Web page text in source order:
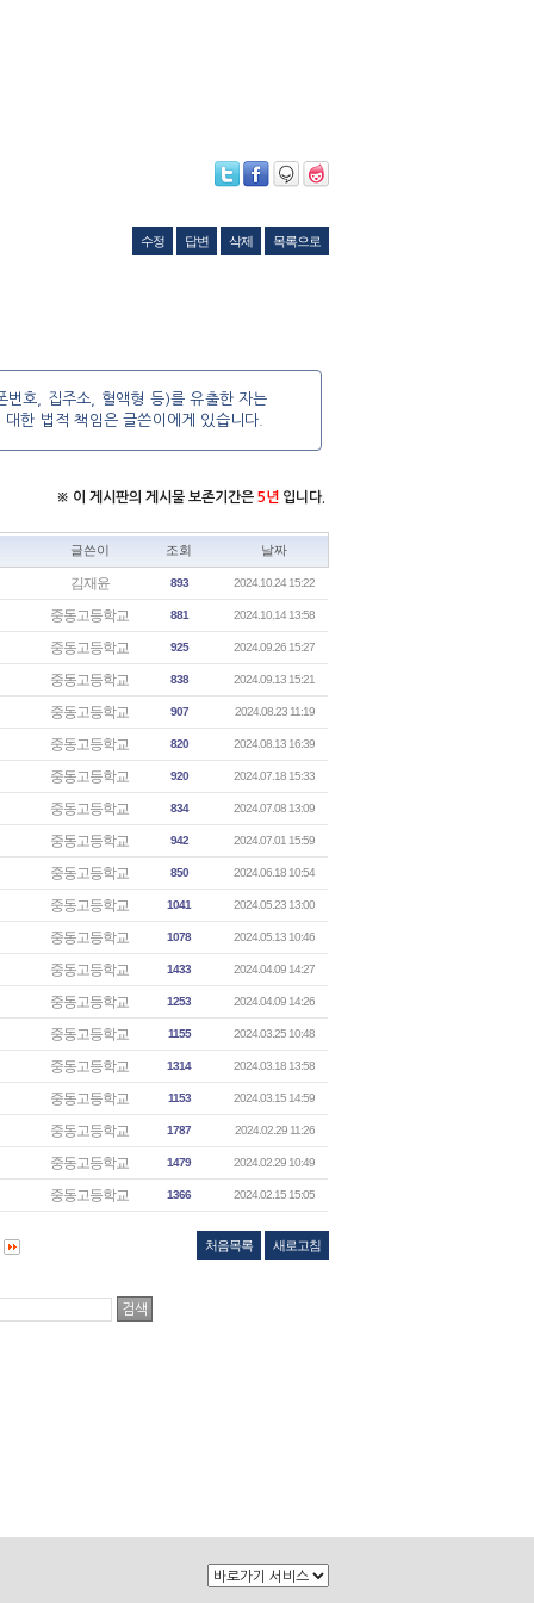
수정 답변 삭제
목록으로
호, 집주소, 혈액형 등)를 유출한 자는
한 법적 책임은 글쓴이에게 있습니다.
※ 이 게시판의 게시물 보존기간은 5년 입니다.
글쓴이 조회 날짜
김재윤 893 2024.10.24 15:22
중동고등학교 881 2024.10.14 13:58
중동고등학교 925 2024.09.26 15:27
중동고등학교 838 2024.09.13 15:21
중동고등학교 907 2024.08.23 11:19
중동고등학교 820 2024.08.13 16:39
중동고등학교 920 2024.07.18 15:33
중동고등학교 834 2024.07.08 13:09
중동고등학교 942 2024.07.01 15:59
중동고등학교 850 2024.06.18 10:54
중동고등학교 1041 2024.05.23 13:00
중동고등학교 1078 2024.05.13 10:46
중동고등학교 1433 2024.04.09 14:27
중동고등학교 1253 2024.04.09 14:26
중동고등학교 1155 2024.03.25 10:48
중동고등학교 1314 2024.03.18 13:58
중동고등학교 1153 2024.03.15 14:59
중동고등학교 1787 2024.02.29 11:26
중동고등학교 1479 2024.02.29 10:49
중동고등학교 1366 2024.02.15 15:05
처음목록 새로고침